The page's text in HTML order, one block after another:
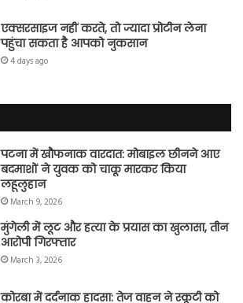
एक्सरसाइज नहीं करते, तो ज्यादा प्रोटीन लेना
पहुंचा सकता है आपको नुकसान
4 days ago
पटना में खौफनाक वारदात: मोबाइल छीनने आए
बदमाशों ने युवक को चाकू मारकर किया
लहूलुहान
March 9, 2026
मुंगेली में लूट और हत्या के प्रयास का खुलासा, तीन
आरोपी गिरफ्तार
March 3, 2026
कोरबा में दर्दनाक हादसा: तेज वाहन ने स्कूटी को